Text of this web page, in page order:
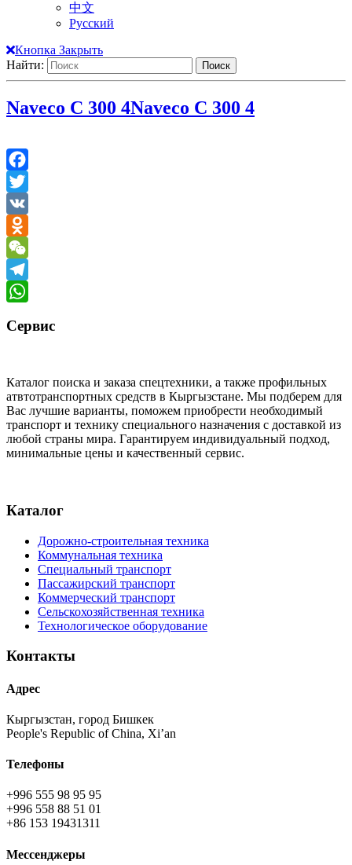
中文
Русский
Кнопка Закрыть
Найти:
Naveco C 300 4Naveco C 300 4
Facebook
Twitter
VK
Odnoklassniki
WeChat
Telegram
Сервис
Каталог поиска и заказа спецтехники, а также профильных
атвтотранспортных средств в Кыргызстане. Мы подберем для
Вас лучшие варианты, поможем приобрести необходимый
транспорт и технику специального назначения с доставкой из
любой страны мира. Гарантируем индивидуальный подход,
минимальные цены и качественный сервис.
Каталог
Дорожно-строительная техника
Коммунальная техника
Специальный транспорт
Пассажирский транспорт
Коммерческий транспорт
Сельскохозяйственная техника
Технологическое оборудование
Контакты
Адрес
Кыргызстан, город Бишкек
People's Republic of China, Xi’an
Телефоны
+996 555 98 95 95
+996 558 88 51 01
+86 153 19431311
Мессенджеры